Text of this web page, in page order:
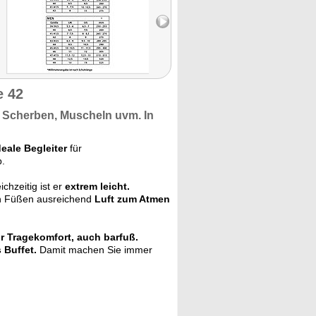
42
Muscheln uvm. In
Begleiterfür
ist er extrem leicht.
Füßen ausreichend Luft zum Atmen
Tragekomfort, auch barfuß.
Buffet. Damit machen Sie immer